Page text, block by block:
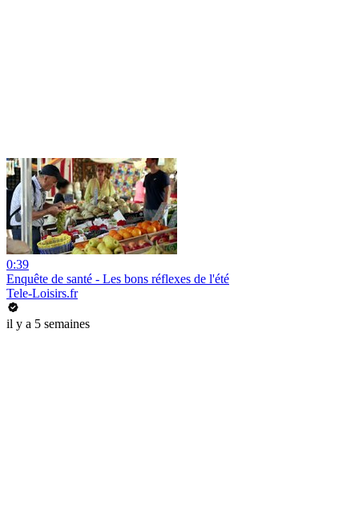
0:39
Enquête de santé - Les bons réflexes de l'été
Tele-Loisirs.fr
il y a 5 semaines